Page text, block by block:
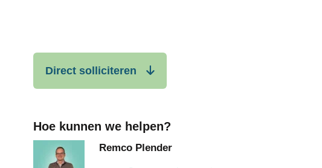
Direct solliciteren
Hoe kunnen we helpen?
Remco Plender